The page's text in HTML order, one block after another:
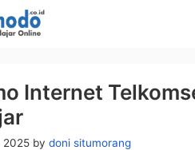
Internet
2025 by doni situmorang